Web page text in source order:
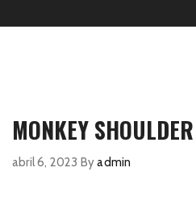
MONKEY SHOULDER
abril 6, 2023 Byadmin